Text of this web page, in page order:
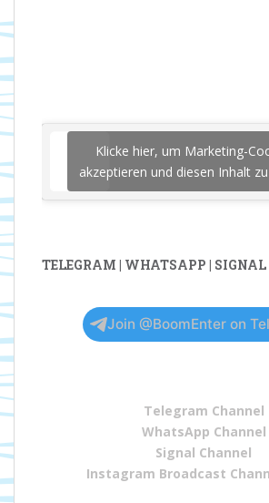
Klicke hier, um Marketing-
akzeptieren und diesen Inhalt
TELEGRAM | WHATSAPP | SIGNAL
Join @BoomEnter on
Telegram Channel
WhatsApp Channel
Signal Channel
Instagram Broadcast